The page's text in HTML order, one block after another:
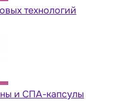
технологий
и СПА-капсулы